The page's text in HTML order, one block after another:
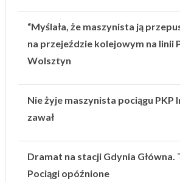
“Myślała, że maszynista ją
na przejeździe kolejowym na linii
Wolsztyn
Nie żyje maszynista pociągu PKP
zawał
Dramat na stacji Gdynia Główna.
Pociągi opóźnione